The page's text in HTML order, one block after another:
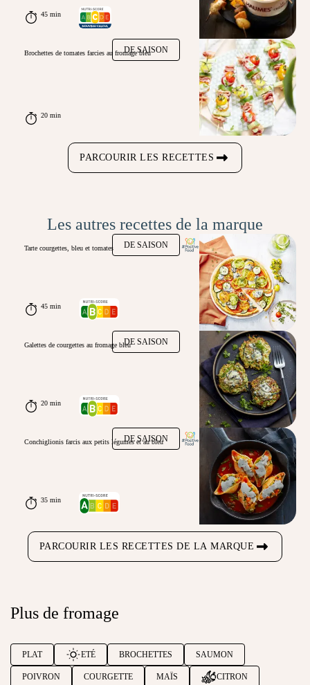
45 min
DE SAISON
Brochettes de tomates farcies au fromage bleu
20 min
PARCOURIR LES RECETTES
Les autres recettes de la marque
DE SAISON
Tarte courgettes, bleu et tomates
45 min
DE SAISON
Galettes de courgettes au fromage bleu
20 min
DE SAISON
Conchiglionis farcis aux petits légumes et au bleu
35 min
PARCOURIR LES RECETTES DE LA MARQUE
Plus de fromage
PLAT ETÉ BROCHETTES SAUMON
POIVRON COURGETTE MAÏS CITRON